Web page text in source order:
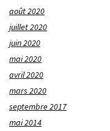
août 2020
juillet 2020
juin 2020
mai 2020
avril 2020
mars 2020
septembre 2017
mai 2014